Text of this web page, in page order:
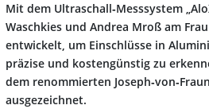
Mit dem Ultraschall‑Messsystem
Waschkies und Andrea Mroß am
entwickelt, um Einschlüsse in
präzise und kostengünstig zu
dem renommierten
ausgezeichnet.